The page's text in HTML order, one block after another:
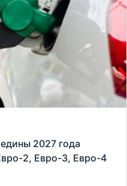
2027 года
2, Евро-3, Евро-4